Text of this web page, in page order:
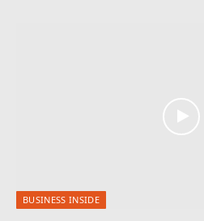
BUSINESS INSIDE